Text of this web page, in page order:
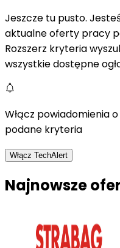
Jeszcze tu pusto.
aktualne oferty pracy
Rozszerz kryteria
wszystkie dostępne
Włącz powiadomienia
podane kryteria
Włącz TechAlert
Najnowsze